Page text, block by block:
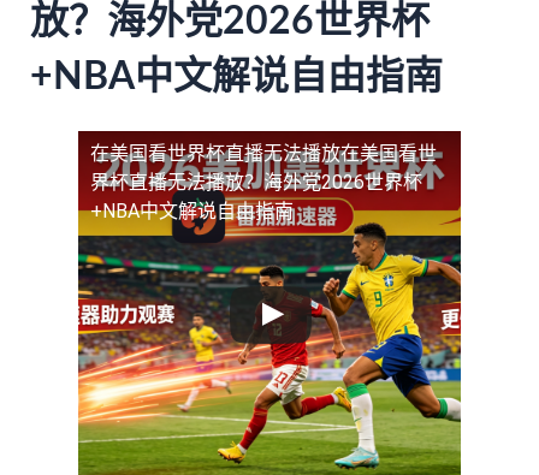
放？海外党2026世界杯
+NBA中文解说自由指南
在美国看世界杯直播无法播放在美国看世
界杯直播无法播放？海外党2026世界杯
+NBA中文解说自由指南